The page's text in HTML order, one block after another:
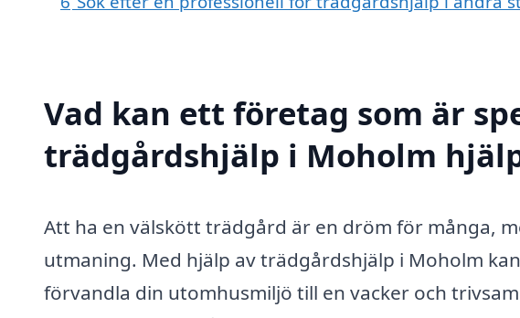
Vad kan ett företag som är
trädgårdshjälp i Moholm
Att ha en välskött trädgård är en dröm för många,
utmaning. Med hjälp av trädgårdshjälp i Moholm
förvandla din utomhusmiljö till en vacker och